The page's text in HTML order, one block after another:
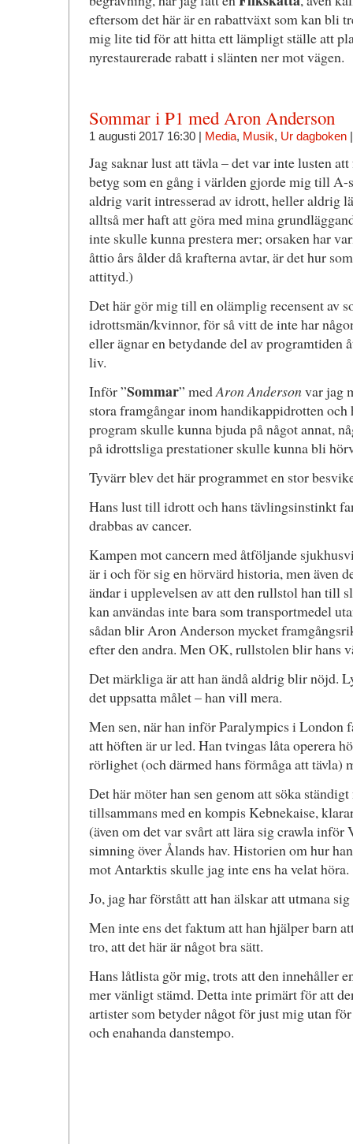
eftersom det här är en rabattväxt som kan bli
mig lite tid för att hitta ett lämpligt ställe att
nyrestaurerade rabatt i slänten ner mot vägen.
Sommar i P1 med Aron Anderson
1 augusti 2017 16:30 | Media, Musik, Ur dagboken
Jag saknar lust att tävla – det var inte lusten
betyg som en gång i världen gjorde mig till A-
aldrig varit intresserad av idrott, heller aldrig
alltså mer haft att göra med mina
inte skulle kunna prestera mer; orsaken har
åttio års ålder då krafterna avtar, är det hur
attityd.)
Det här gör mig till en olämplig recensent av
idrottsmän/kvinnor, för så vitt de inte har
eller ägnar en betydande del av programtiden
liv.
Inför ”Sommar” medAron Andersonvar jag
stora framgångar inom handikappidrotten och
program skulle kunna bjuda på något annat,
på idrottsliga prestationer skulle kunna bli
Tyvärr blev det här programmet en stor
Hans lust till idrott och hans tävlingsinstinkt
drabbas av cancer.
Kampen mot cancern med åtföljande
är i och för sig en hörvärd historia, men även
ändar i upplevelsen av att den rullstol han till
kan användas inte bara som transportmedel
sådan blir Aron Anderson mycket
efter den andra. Men OK, rullstolen blir hans
Det märkliga är att han ändå aldrig blir nöjd.
det uppsatta målet – han vill mera.
Men sen, när han inför Paralympics i London
att höften är ur led. Han tvingas låta operera
rörlighet (och därmed hans förmåga att tävla)
Det här möter han sen genom att söka
tillsammans med en kompis Kebnekaise,
(även om det var svårt att lära sig crawla inför
simning över Ålands hav. Historien om hur
mot Antarktis skulle jag inte ens ha velat höra.
Jo, jag har förstått att han älskar att utmana sig
Men inte ens det faktum att han hjälper barn
tro, att det här är något bra sätt.
Hans låtlista gör mig, trots att den innehåller
mer vänligt stämd. Detta inte primärt för att
artister som betyder något för just mig utan
och enahanda danstempo.